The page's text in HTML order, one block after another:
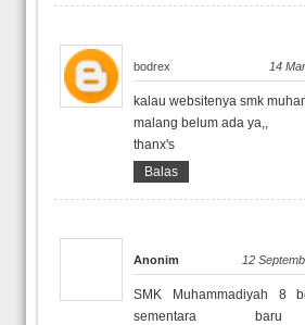
bodrex 14
kalau websitenya smk
malang belum ada ya,,
thanx's
Balas
Anonim 12
SMK Muhammadiyah 8
sementara baru